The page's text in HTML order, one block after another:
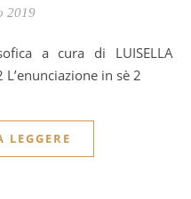
2019
L’enunciazione in sè 2